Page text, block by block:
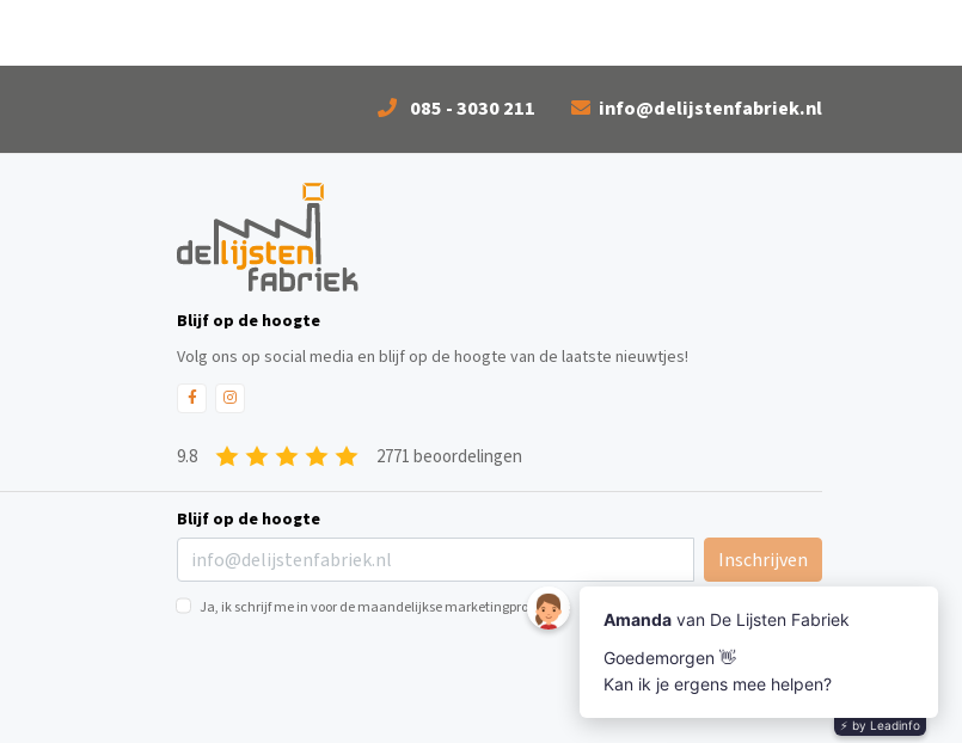
085 - 3030 211 info@delijstenfabriek.nl
Blijf op de hoogte
Volg ons op social media en blijf op de hoogte van de laatste nieuwtjes!
9.8 2771 beoordelingen
Blijf op de hoogte
Inschrijven
Ja, ik schrijf me in voor de maandelijkse marketingpromoties